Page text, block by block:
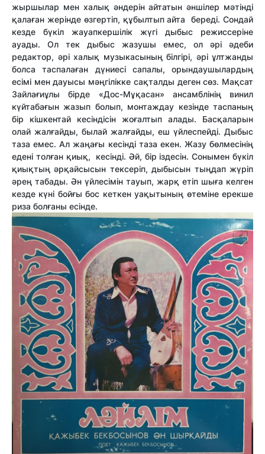
жыршылар мен халық әндерін айтатын әншілер мәтінді
қалаған жерінде өзгертіп, құбылтып айта береді. Сондай
кезде бүкіл жауапкершілік жүгі дыбыс режиссеріне
ауады. Ол тек дыбыс жазушы емес, ол әрі әдеби
редактор, әрі халық музыкасының білгірі, әрі ұлтжанды
болса таспалаған дүниесі сапалы, орындаушылардың
есімі мен дауысы мәңгілікке сақталды деген сөз. Мақсат
Зайлағиұлы бірде «Дос-Мұқасан» ансамблінің винил
күйтабағын жазып болып, монтаждау кезінде таспаның
бір кішкентай кесіндісін жоғалтып алады. Басқаларын
олай жалғайды, былай жалғайды, еш үйлеспейді. Дыбыс
таза емес. Ал жаңағы кесінді таза екен. Жазу бөлмесінің
едені толған қиық, кесінді. Әй, бір іздесін. Сонымен бүкіл
қиықтың әрқайсысын тексеріп, дыбысын тыңдап жүріп
әрең табады. Ән үйлесімін тауып, жарқ етіп шыға келген
кезде күні бойғы бос кеткен уақытының өтеміне ерекше
риза болғаны есінде.